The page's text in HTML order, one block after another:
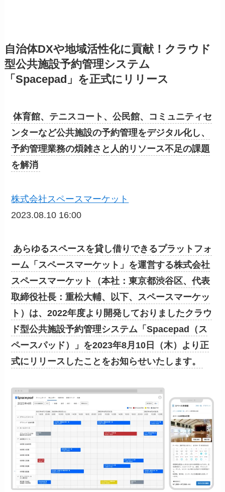
自治体DXや地域活性化に貢献！クラウド
型公共施設予約管理システム
「Spacepad」を正式にリリース
体育館、テニスコート、公民館、コミュニティセ
ンターなど公共施設の予約管理をデジタル化し、
予約管理業務の煩雑さと人的リソース不足の課題
を解消
株式会社スペースマーケット
2023.08.10 16:00
あらゆるスペースを貸し借りできるプラットフォ
ーム「スペースマーケット」を運営する株式会社
スペースマーケット（本社：東京都渋谷区、代表
取締役社長：重松大輔、以下、スペースマーケッ
ト）は、2022年度より開発しておりましたクラウ
ド型公共施設予約管理システム「Spacepad（ス
ペースパッド）」を2023年8月10日（木）より正
式にリリースしたことをお知らせいたします。